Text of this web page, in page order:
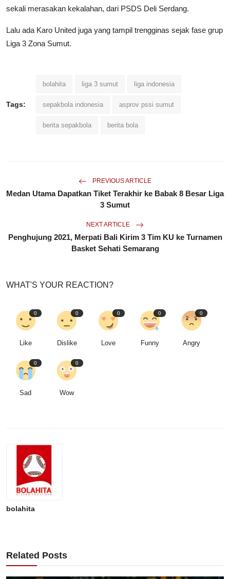
sekali merasakan kekalahan, dari PSDS Deli Serdang.
Lalu ada Karo United juga yang tampil trengginas sejak fase grup
Liga 3 Zona Sumut.
Tags:
bolahita liga 3 sumut liga indonesia
sepakbola indonesia asprov pssi sumut
berita sepakbola berita bola
PREVIOUS ARTICLE
Medan Utama Dapatkan Tiket Terakhir ke Babak 8 Besar Liga
3 Sumut
NEXT ARTICLE
Penghujung 2021, Merpati Bali Kirim 3 Tim KU ke Turnamen
Basket Sehati Semarang
WHAT'S YOUR REACTION?
0
Like
0
Dislike
0
Love
0
Funny
0
Angry
0
Sad
0
Wow
bolahita
Related Posts